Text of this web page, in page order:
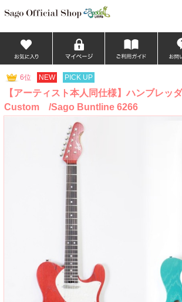
6位 NEW PICK UP
【アーティスト本人同仕様】ハンブレッ
Custom /Sago Buntline 6266